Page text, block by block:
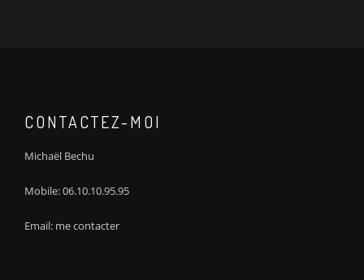
CONTACTEZ-MOI
Michaël Bechu
Mobile:06.10.10.95.95
Email: me contacter